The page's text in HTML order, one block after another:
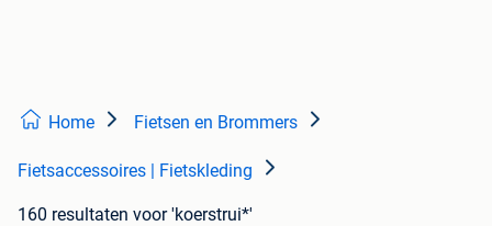
Home Fietsen en Brommers
Fietsaccessoires | Fietskleding
160 resultaten voor 'koerstrui*'